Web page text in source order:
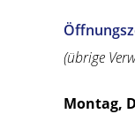
(übrige
Montag,